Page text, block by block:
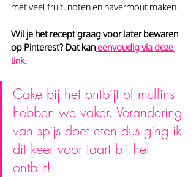
met veel fruit, noten en havermout maken.
Wil je het recept graag voor later bewaren
op Pinterest? Dat kan eenvoudig via deze
link.
Cake bij het ontbijt of muffins
hebben we vaker. Verandering
van spijs doet eten dus ging ik
dit keer voor taart bij het
ontbijt!